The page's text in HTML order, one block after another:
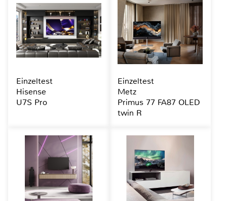
Einzeltest
Hisense
U7S Pro
Einzeltest
Metz
Primus 77 FA87 OLED
twin R